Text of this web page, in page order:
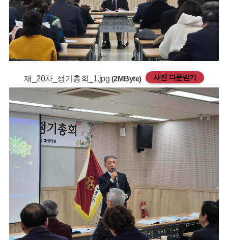
재_20차_정기총회_1.jpg (2MByte) 사진 다운받기